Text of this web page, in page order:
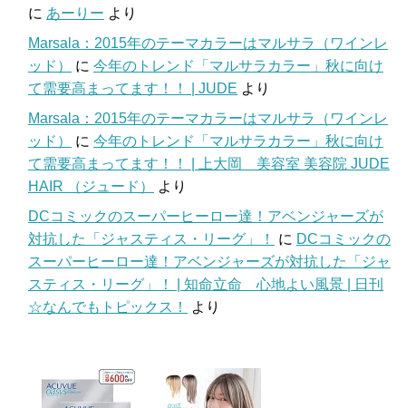
に あーりー より
Marsala：2015年のテーマカラーはマルサラ（ワインレ
ッド）
に 今年のトレンド「マルサラカラー」秋に向け
て需要高まってます！！ | JUDE より
Marsala：2015年のテーマカラーはマルサラ（ワインレ
ッド）
に 今年のトレンド「マルサラカラー」秋に向け
て需要高まってます！！ | 上大岡 美容室 美容院 JUDE
HAIR （ジュード）
より
DCコミックのスーパーヒーロー達！アベンジャーズが
対抗した「ジャスティス・リーグ」！
に DCコミックの
スーパーヒーロー達！アベンジャーズが対抗した「ジャ
スティス・リーグ」！ | 知命立命 心地よい風景 | 日刊
☆なんでもトピックス！
より